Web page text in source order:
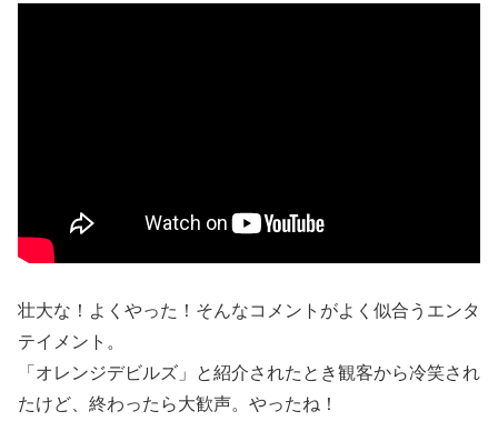
壮大な！よくやった！そんなコメントがよく似合うエンタ
テイメント。
「オレンジデビルズ」と紹介されたとき観客から冷笑され
たけど、終わったら大歓声。やったね！